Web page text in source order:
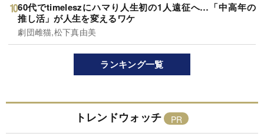
60代でtimeleszにハマり人生初の1人遠征へ…「中高年の
推し活」が人生を変えるワケ
劇団雌猫,松下真由美
ランキング一覧
トレンドウォッチ